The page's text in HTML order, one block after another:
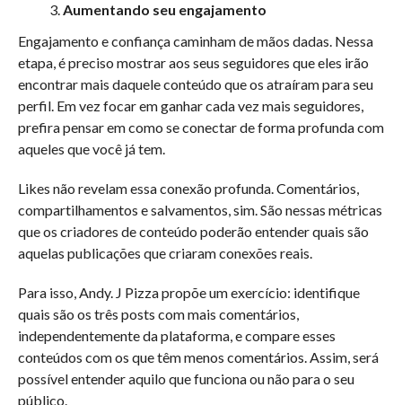
Aumentando seu engajamento
Engajamento e confiança caminham de mãos dadas. Nessa
etapa, é preciso mostrar aos seus seguidores que eles irão
encontrar mais daquele conteúdo que os atraíram para seu
perfil. Em vez focar em ganhar cada vez mais seguidores,
prefira pensar em como se conectar de forma profunda com
aqueles que você já tem.
Likes não revelam essa conexão profunda. Comentários,
compartilhamentos e salvamentos, sim. São nessas métricas
que os criadores de conteúdo poderão entender quais são
aquelas publicações que criaram conexões reais.
Para isso, Andy. J Pizza propõe um exercício: identifique
quais são os três posts com mais comentários,
independentemente da plataforma, e compare esses
conteúdos com os que têm menos comentários. Assim, será
possível entender aquilo que funciona ou não para o seu
público.